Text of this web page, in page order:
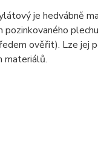
je hedvábně
pozinkovaného
ověřit). Lze jej
materiálů.